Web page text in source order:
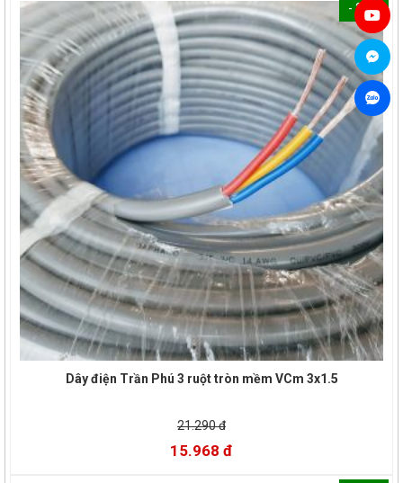
- 25%
Dây điện Trần Phú 3 ruột tròn mềm VCm 3x1.5
21.290 đ
15.968 đ